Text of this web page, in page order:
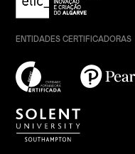
ENTIDADES CERTIFICADORAS